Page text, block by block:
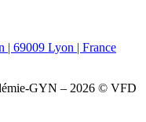
| 69009 Lyon | France
GYN – 2026 © VFD